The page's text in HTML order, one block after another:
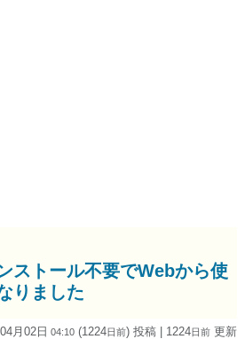
ストール不要でWebから使
りました
月02日 04:10 (1224日前) 投稿 | 1224日前 更新